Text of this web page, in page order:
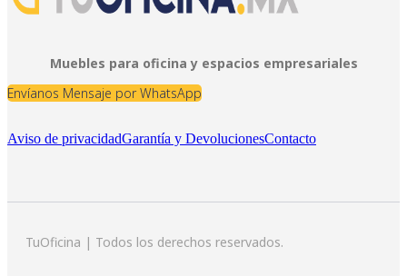
Muebles para oficina y espacios empresariales
Envíanos Mensaje por WhatsApp
Aviso de privacidadGarantía y DevolucionesContacto
TuOficina | Todos los derechos reservados.